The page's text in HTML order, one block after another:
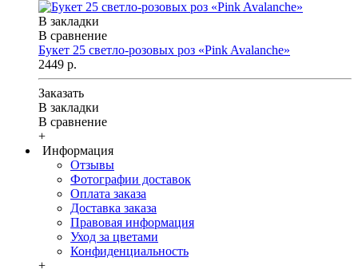
В закладки
В сравнение
Букет 25 светло-розовых роз «Pink Avalanche»
2449 р.
Заказать
В закладки
В сравнение
+
Информация
Отзывы
Фотографии доставок
Оплата заказа
Доставка заказа
Правовая информация
Уход за цветами
Конфиденциальность
+